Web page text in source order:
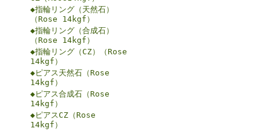
◆指輪リング（天然石）
（Rose 14kgf）
◆指輪リング（合成石）
（Rose 14kgf）
◆指輪リング（CZ）（Rose
14kgf）
◆ピアス天然石（Rose
14kgf）
◆ピアス合成石（Rose
14kgf）
◆ピアスCZ（Rose
14kgf）